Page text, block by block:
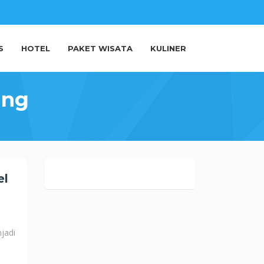
HOTEL PAKET WISATA KULINER